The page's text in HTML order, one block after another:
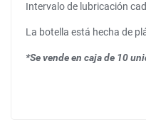
Intervalo de lubricación
La botella está hecha de
*Se vende en caja de 10